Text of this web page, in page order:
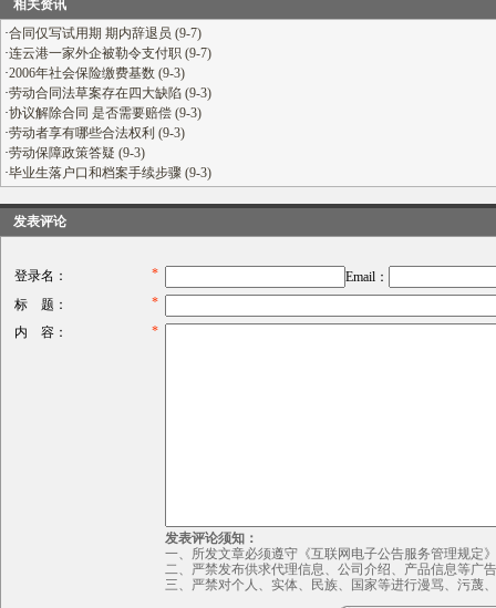
相关资讯
·合同仅写试用期 期内辞退员 (9-7)
·连云港一家外企被勒令支付职 (9-7)
·2006年社会保险缴费基数 (9-3)
·劳动合同法草案存在四大缺陷 (9-3)
·协议解除合同 是否需要赔偿 (9-3)
·劳动者享有哪些合法权利 (9-3)
·劳动保障政策答疑 (9-3)
·毕业生落户口和档案手续步骤 (9-3)
发表评论
登录名： *
Email：
标 题：
*
内 容：
*
发表评论须知：
一、所发文章必须遵守《互联网电子公告服务管理规定
二、严禁发布供求代理信息、公司介绍、产品信息等广
三、严禁对个人、实体、民族、国家等进行漫骂、污蔑